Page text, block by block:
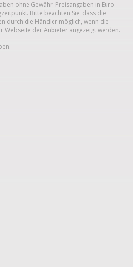
ohne Gewähr. Preisangaben in Euro
Bitte beachten Sie, dass die
durch die Händler möglich, wenn die
Webseite der Anbieter angezeigt werden.